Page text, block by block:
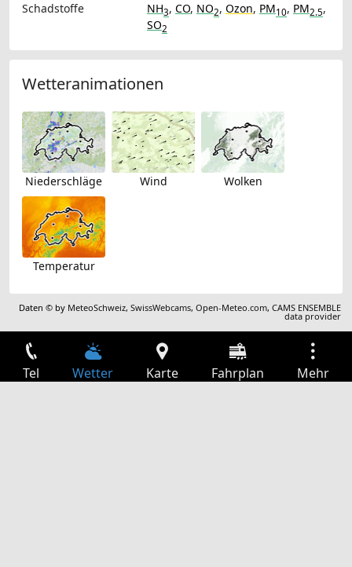
Schadstoffe
NH3, CO, NO2, Ozon, PM10, PM2.5,
SO2
Wetteranimationen
Niederschläge Wind Wolken
Temperatur
Daten © by MeteoSchweiz,SwissWebcams,Open-Meteo.com,CAMS ENSEMBLE
data provider
Tel Wetter Karte Fahrplan Mehr